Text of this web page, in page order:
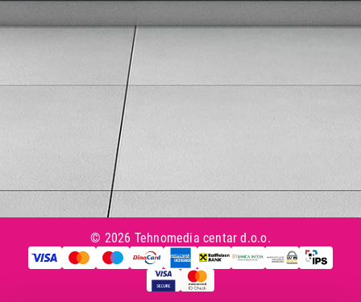
Korisnički servis
Reklamacije i servis
Pratite nas na društvenim mrežama
© 2026 Tehnomedia centar d.o.o.